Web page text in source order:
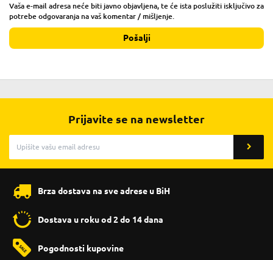
Vaša e-mail adresa neće biti javno objavljena, te će ista poslužiti isključivo za
potrebe odgovaranja na vaš komentar / mišljenje.
Pošalji
Prijavite se na newsletter
Brza dostava na sve adrese u BiH
Dostava u roku od 2 do 14 dana
Pogodnosti kupovine